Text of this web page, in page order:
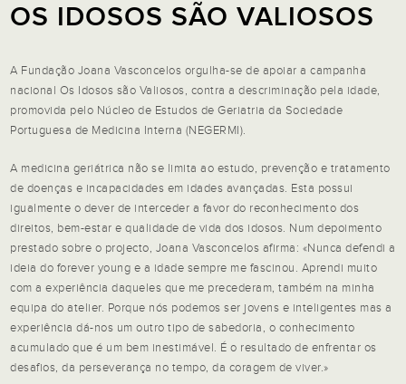
OS IDOSOS SÃO VALIOSOS
A Fundação Joana Vasconcelos orgulha-se de apoiar a campanha
nacional Os Idosos são Valiosos, contra a descriminação pela idade,
promovida pelo Núcleo de Estudos de Geriatria da Sociedade
Portuguesa de Medicina Interna (NEGERMI).
A medicina geriátrica não se limita ao estudo, prevenção e tratamento
de doenças e incapacidades em idades avançadas. Esta possui
igualmente o dever de interceder a favor do reconhecimento dos
direitos, bem-estar e qualidade de vida dos idosos. Num depoimento
prestado sobre o projecto, Joana Vasconcelos afirma: «Nunca defendi a
ideia do forever young e a idade sempre me fascinou. Aprendi muito
com a experiência daqueles que me precederam, também na minha
equipa do atelier. Porque nós podemos ser jovens e inteligentes mas a
experiência dá-nos um outro tipo de sabedoria, o conhecimento
acumulado que é um bem inestimável. É o resultado de enfrentar os
desafios, da perseverança no tempo, da coragem de viver.»